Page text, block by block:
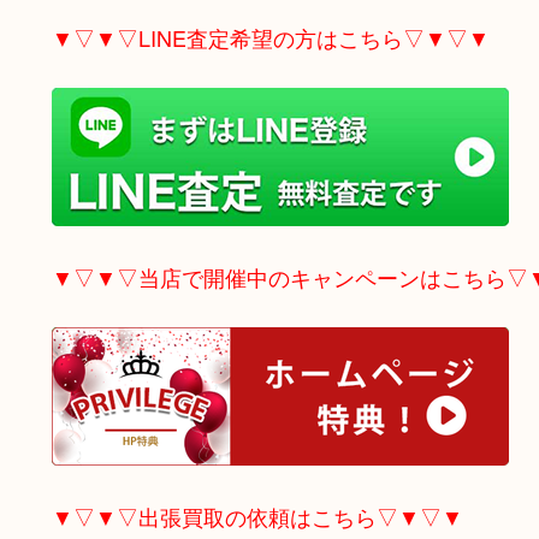
▼▽▼▽LINE査定希望の方はこちら▽▼▽▼
▼▽▼▽当店で開催中のキャンペーンはこち
▼▽▼▽出張買取の依頼はこちら▽▼▽▼